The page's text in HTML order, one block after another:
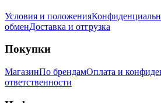
Условия и положения
обменДоставка и отгрузка
Покупки
МагазинПо брендамОплата и
ответственности